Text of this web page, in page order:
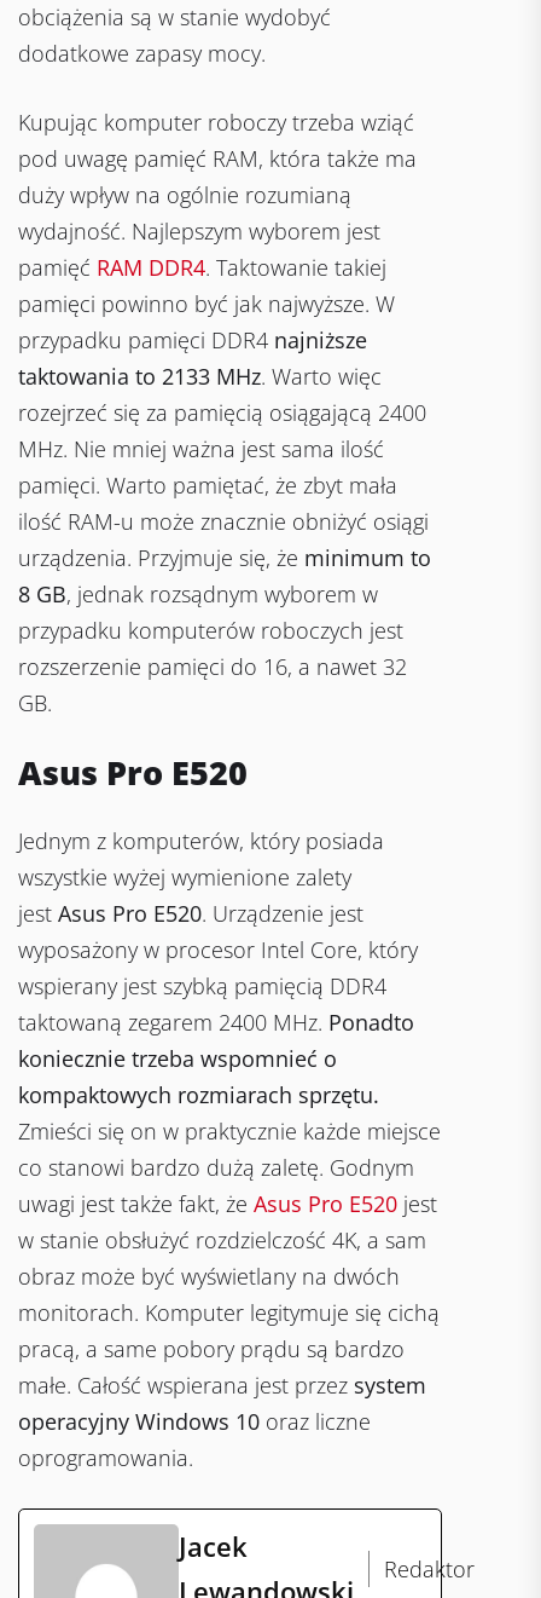
obciążenia są w stanie wydobyć
dodatkowe zapasy mocy.
Kupując komputer roboczy trzeba wziąć
pod uwagę pamięć RAM, która także ma
duży wpływ na ogólnie rozumianą
wydajność. Najlepszym wyborem jest
pamięć RAM DDR4. Taktowanie takiej
pamięci powinno być jak najwyższe. W
przypadku pamięci DDR4 najniższe
taktowania to 2133 MHz. Warto więc
rozejrzeć się za pamięcią osiągającą 2400
MHz. Nie mniej ważna jest sama ilość
pamięci. Warto pamiętać, że zbyt mała
ilość RAM-u może znacznie obniżyć osiągi
urządzenia. Przyjmuje się, że minimum to
8 GB, jednak rozsądnym wyborem w
przypadku komputerów roboczych jest
rozszerzenie pamięci do 16, a nawet 32
GB.
Asus Pro E520
Jednym z komputerów, który posiada
wszystkie wyżej wymienione zalety
jest Asus Pro E520. Urządzenie jest
wyposażony w procesor Intel Core, który
wspierany jest szybką pamięcią DDR4
taktowaną zegarem 2400 MHz. Ponadto
koniecznie trzeba wspomnieć o
kompaktowych rozmiarach sprzętu.
Zmieści się on w praktycznie każde miejsce
co stanowi bardzo dużą zaletę. Godnym
uwagi jest także fakt, że Asus Pro E520 jest
w stanie obsłużyć rozdzielczość 4K, a sam
obraz może być wyświetlany na dwóch
monitorach. Komputer legitymuje się cichą
pracą, a same pobory prądu są bardzo
małe. Całość wspierana jest przez system
operacyjny Windows 10 oraz liczne
oprogramowania.
Jacek
Lewandowski
Redaktor